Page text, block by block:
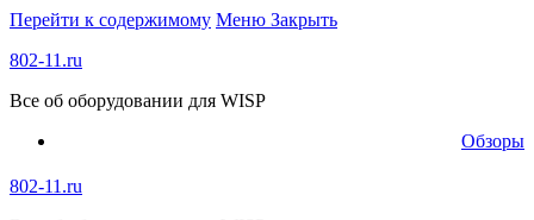
Перейти к содержимому Меню Закрыть
802-11.ru
Все об оборудовании для WISP
Обзоры
802-11.ru